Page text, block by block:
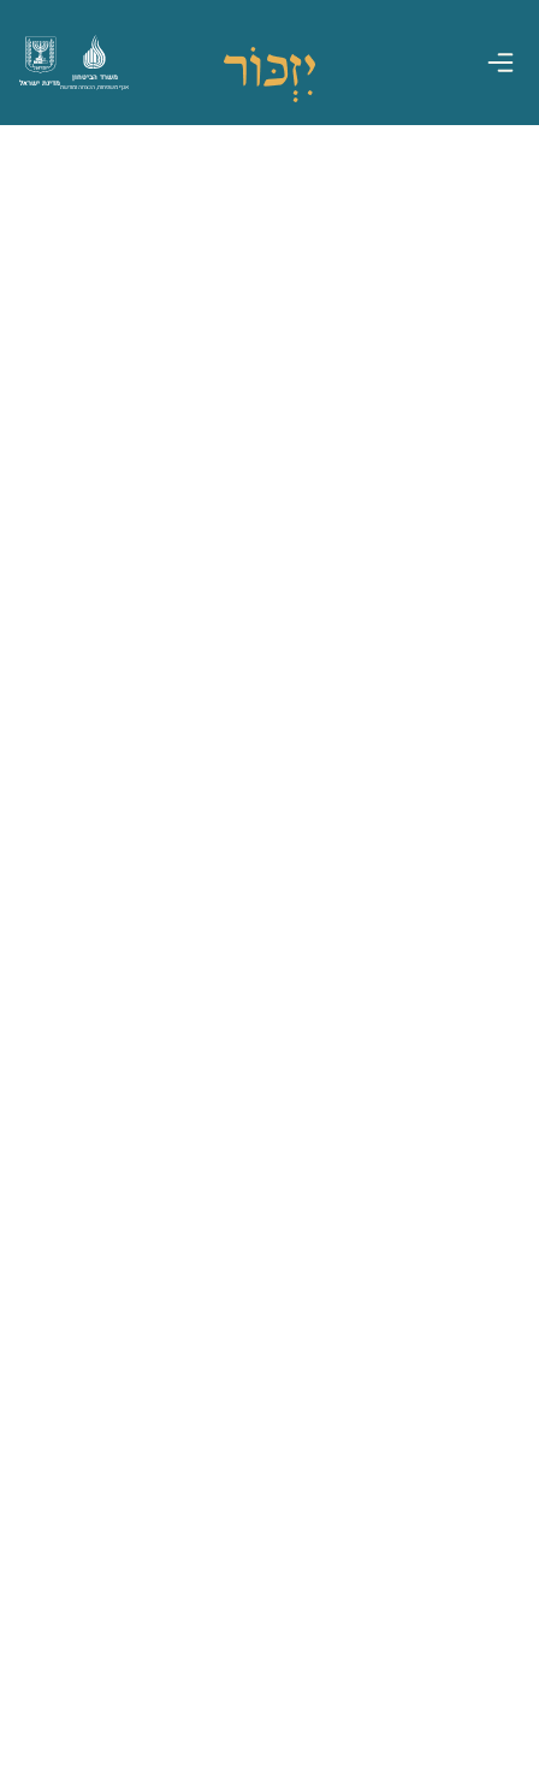
מדינת ישראל
משרד הביטחון
אגף משפחות, הנצחה ומורשת